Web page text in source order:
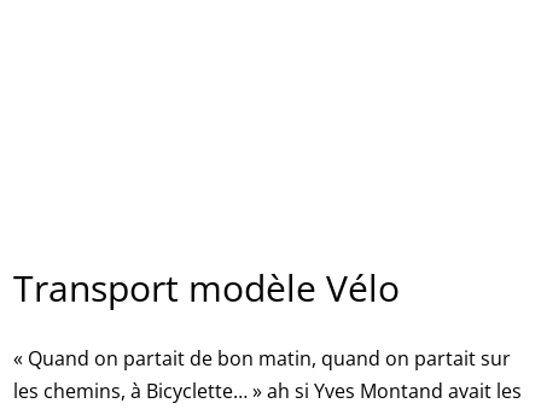
Transport modèle Vélo
« Quand on partait de bon matin, quand on partait sur
les chemins, à Bicyclette… » ah si Yves Montand avait les